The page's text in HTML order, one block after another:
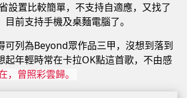
設置比較簡單，不支持自適應，又找了
目前支持手機及桌麵電腦了。
可列為Beyond眾作品三甲，沒想到落到
起年輕時常在卡拉OK點這首歌，不由感
，曾照彩雲歸。